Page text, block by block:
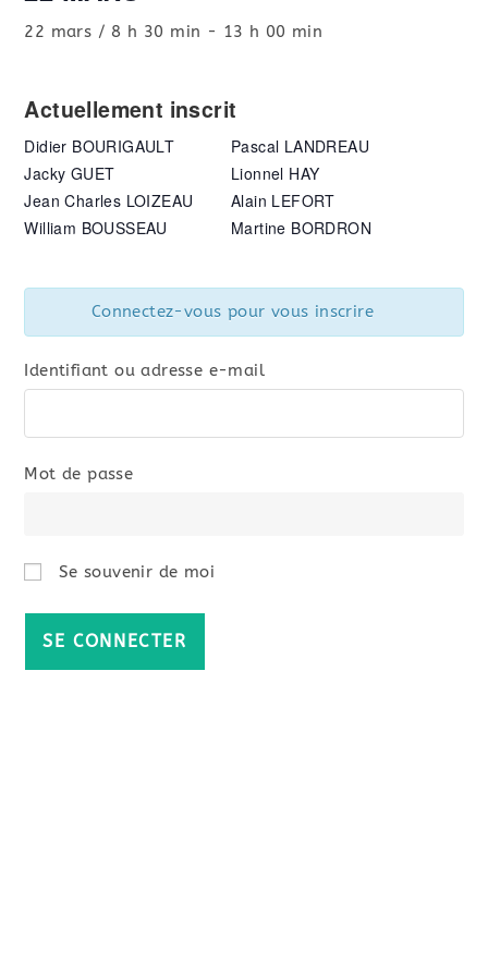
22 mars / 8 h 30 min - 13 h 00 min
Actuellement inscrit
Didier BOURIGAULT
Jacky GUET
Jean Charles LOIZEAU
William BOUSSEAU
Pascal LANDREAU
Lionnel HAY
Alain LEFORT
Martine BORDRON
Connectez-vous pour vous inscrire
Identifiant ou adresse e-mail
Mot de passe
Se souvenir de moi